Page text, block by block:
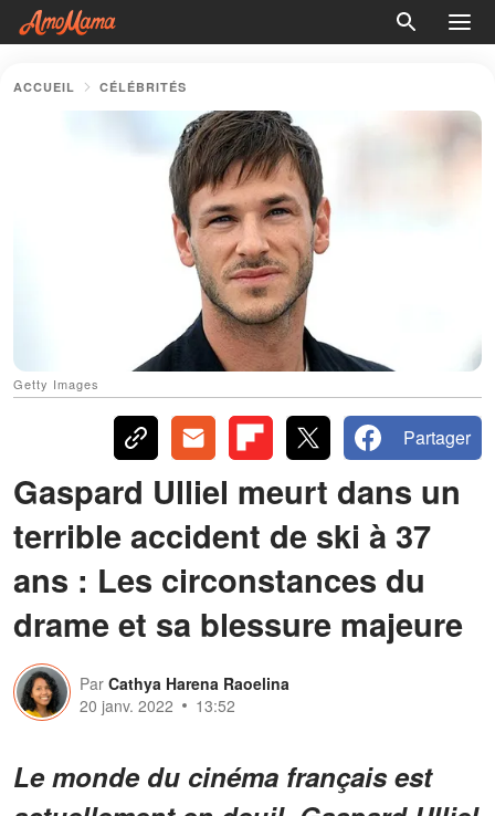
ACCUEIL CÉLÉBRITÉS
Getty Images
Partager
Gaspard Ulliel meurt dans un
terrible accident de ski à 37
ans : Les circonstances du
drame et sa blessure majeure
Par Cathya Harena Raoelina
20 janv. 2022
13:52
Le monde du cinéma français est